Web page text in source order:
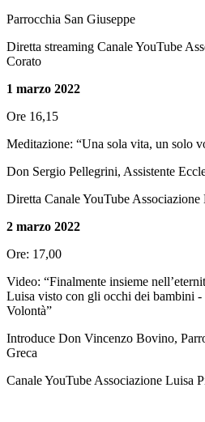
Parrocchia San Giuseppe
Diretta streaming Canale YouTube
Corato
1 marzo 2022
Ore 16,15
Meditazione: “Una sola vita, un solo
Don Sergio Pellegrini, Assistente
Diretta Canale YouTube
2 marzo 2022
Ore: 17,00
Video: “Finalmente insieme
Luisa visto con gli occhi dei bambini
Volontà”
Introduce Don Vincenzo Bovino,
Greca
Canale YouTube Associazione Luisa